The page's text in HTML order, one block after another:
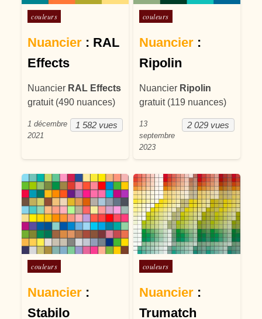
Posté dans
couleurs
Nuancier : RAL
Effects
Nuancier RAL Effects
gratuit (490 nuances)
1 582 vues
1 décembre
2021
Posté dans
couleurs
Nuancier:
Ripolin
Nuancier Ripolin
gratuit (119 nuances)
2 029 vues
13
septembre
2023
Posté dans
couleurs
Nuancier :
Stabilo
Posté dans
couleurs
Nuancier:
Trumatch